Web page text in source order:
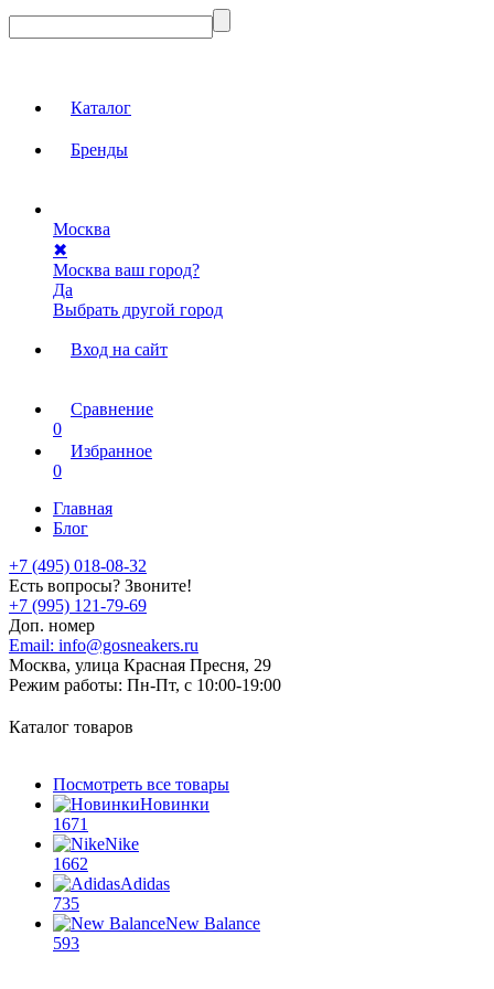
Каталог
Бренды
Москва
✖
Москва ваш город?
Да
Выбрать другой город
Вход на сайт
Сравнение
0
Избранное
0
Главная
Блог
+7 (495) 018-08-32
Есть вопросы? Звоните!
+7 (995) 121-79-69
Доп. номер
Email: info@gosneakers.ru
Москва, улица Красная Пресня, 29
Режим работы: Пн-Пт, с 10:00-19:00
Каталог товаров
Посмотреть все товары
Новинки
1671
Nike
1662
Adidas
735
New Balance
593